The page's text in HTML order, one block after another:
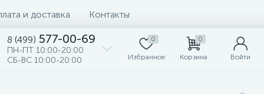
и доставка Контакты
8 (499) 577-00-69
ПН-ПТ 10:00-20:00
СБ-ВС 10:00-20:00
0
Избранное
0
Корзина Войти